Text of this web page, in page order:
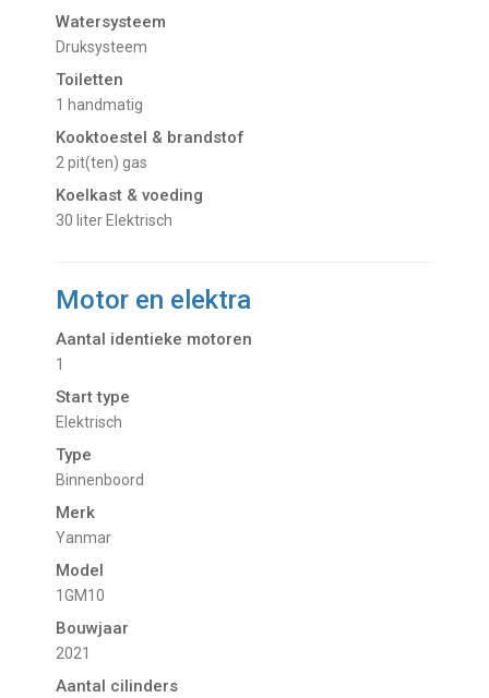
Watersysteem
Druksysteem
Toiletten
1 handmatig
Kooktoestel & brandstof
2 pit(ten) gas
Koelkast & voeding
30 liter Elektrisch
Motor en elektra
Aantal identieke motoren
1
Start type
Elektrisch
Type
Binnenboord
Merk
Yanmar
Model
1GM10
Bouwjaar
2021
Aantal cilinders